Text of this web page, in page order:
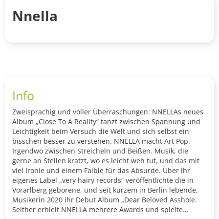
Nnella
Info
Zweisprachig und voller Überraschungen: NNELLAs neues
Album „Close To A Reality“ tanzt zwischen Spannung und
Leichtigkeit beim Versuch die Welt und sich selbst ein
bisschen besser zu verstehen. NNELLA macht Art Pop.
Irgendwo zwischen Streicheln und Beißen. Musik, die
gerne an Stellen kratzt, wo es leicht weh tut, und das mit
viel Ironie und einem Faible für das Absurde. Über ihr
eigenes Label „very hairy records“ veröffentlichte die in
Vorarlberg geborene, und seit kurzem in Berlin lebende,
Musikerin 2020 ihr Debut Album „Dear Beloved Asshole.
Seither erhielt NNELLA mehrere Awards und spielte